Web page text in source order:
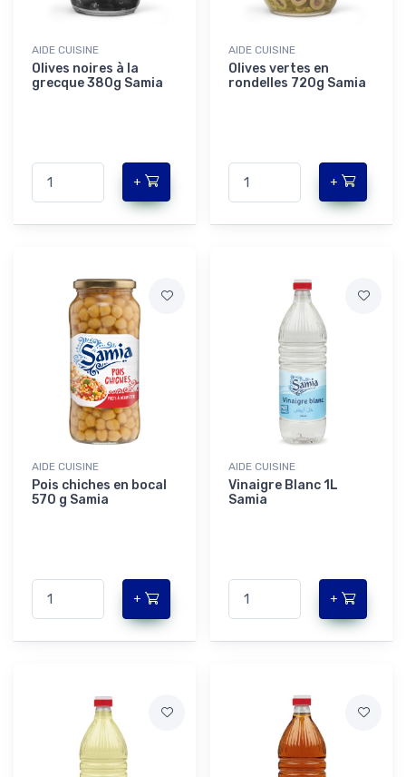
AIDE CUISINE
Olives noires à la
grecque 380g Samia
+
AIDE CUISINE
Olives vertes en
rondelles 720g Samia
+
AIDE CUISINE
Pois chiches en bocal
570 g Samia
+
AIDE CUISINE
Vinaigre Blanc 1L
Samia
+